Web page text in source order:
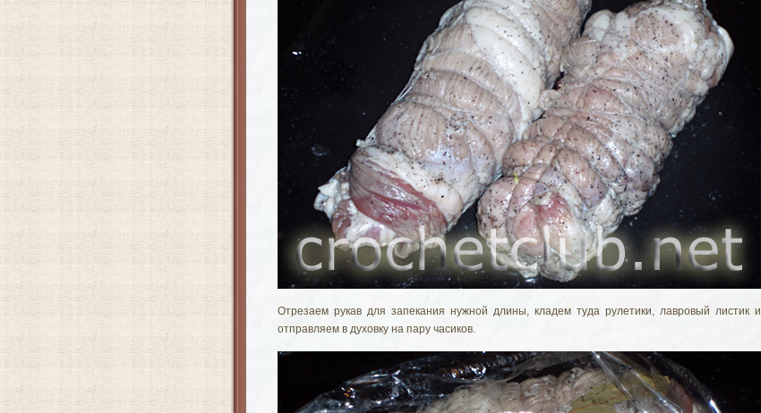
Отрезаем рукав для запекания нужной длины, кладем туда рулетики, лавровый листик и
отправляем в духовку на пару часиков.